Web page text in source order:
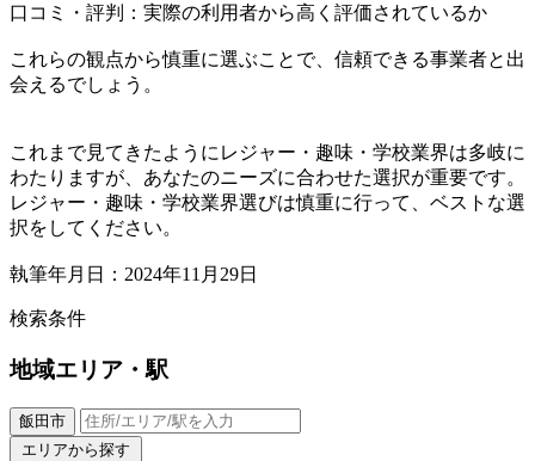
口コミ・評判：実際の利用者から高く評価されているか
これらの観点から慎重に選ぶことで、信頼できる事業者と出
会えるでしょう。
これまで見てきたようにレジャー・趣味・学校業界は多岐に
わたりますが、あなたのニーズに合わせた選択が重要です。
レジャー・趣味・学校業界選びは慎重に行って、ベストな選
択をしてください。
執筆年月日：2024年11月29日
検索条件
地域エリア・駅
飯田市
エリアから探す